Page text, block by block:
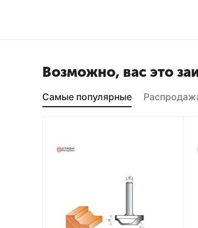
Возможно, вас это
Самые популярные